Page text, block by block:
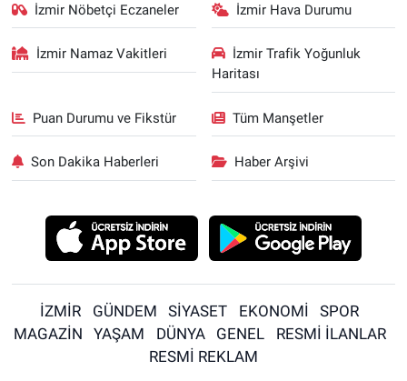
İzmir Nöbetçi Eczaneler İzmir Hava Durumu
İzmir Namaz Vakitleri
İzmir Trafik Yoğunluk
Haritası
Puan Durumu ve Fikstür Tüm Manşetler
Son Dakika Haberleri Haber Arşivi
İZMİR GÜNDEM SİYASET EKONOMİ
SPOR
MAGAZİN
YAŞAM DÜNYA GENEL
RESMİ İLANLAR
RESMİ REKLAM